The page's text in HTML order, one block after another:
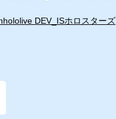
hololive DEV_ISホロスターズ